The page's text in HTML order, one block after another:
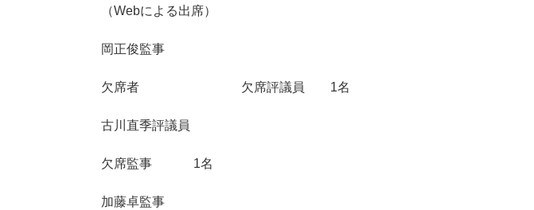
（Webによる出席）
岡正俊監事
欠席者 欠席評議員 1名
古川直季評議員
欠席監事 1名
加藤卓監事